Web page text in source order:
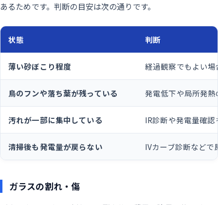
あるためです。判断の目安は次の通りです。
状態 判断
薄い砂ぼこり程度 経過観察でもよい
鳥のフンや落ち葉が残っている 発電低下や局所発
汚れが一部に集中している IR診断や発電量確認
清掃後も発電量が戻らない IVカーブ診断などで
ガラスの割れ・傷